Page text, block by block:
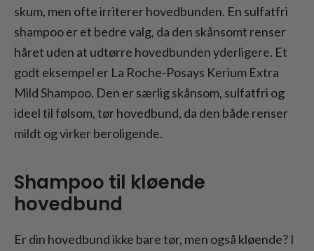
skum, men ofte irriterer hovedbunden. En sulfatfri
shampoo er et bedre valg, da den skånsomt renser
håret uden at udtørre hovedbunden yderligere. Et
godt eksempel er La Roche-Posays Kerium Extra
Mild Shampoo. Den er særlig skånsom, sulfatfri og
ideel til følsom, tør hovedbund, da den både renser
mildt og virker beroligende.
Shampoo til kløende
hovedbund
Er din hovedbund ikke bare tør, men også kløende? I